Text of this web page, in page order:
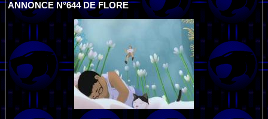
ANNONCE N°644 DE FLORE